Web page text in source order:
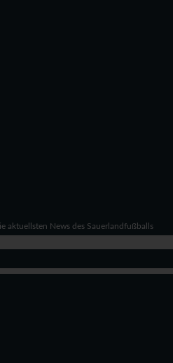
aktuellsten News des Sauerlandfußballs